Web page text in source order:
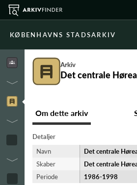
KØBENHAVNS STADSARKIV
Arkiv
Det centrale
Om dette arkiv
Detaljer
Navn
Det centrale
Skaber
Det centrale
Periode
1986-​1998